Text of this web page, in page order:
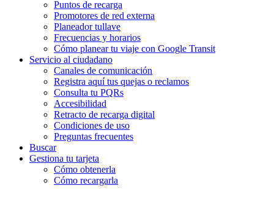
Puntos de recarga
Promotores de red externa
Planeador tullave
Frecuencias y horarios
Cómo planear tu viaje con Google Transit
Servicio al ciudadano
Canales de comunicación
Registra aquí tus quejas o reclamos
Consulta tu PQRs
Accesibilidad
Retracto de recarga digital
Condiciones de uso
Preguntas frecuentes
Buscar
Gestiona tu tarjeta
Cómo obtenerla
Cómo recargarla